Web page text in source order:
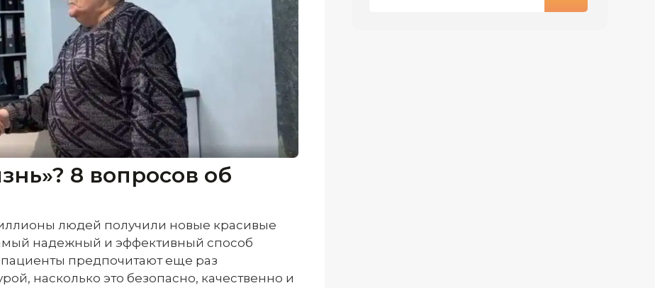
8 вопросов об
людей получили новые красивые
надежный и эффективный способ
предпочитают еще раз
насколько это безопасно, качественно и